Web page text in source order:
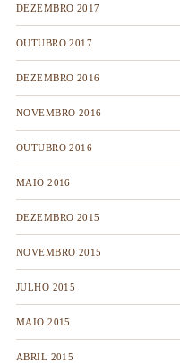
DEZEMBRO 2017
OUTUBRO 2017
DEZEMBRO 2016
NOVEMBRO 2016
OUTUBRO 2016
MAIO 2016
DEZEMBRO 2015
NOVEMBRO 2015
JULHO 2015
MAIO 2015
ABRIL 2015